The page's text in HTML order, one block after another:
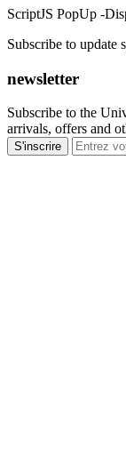
ScriptJS PopUp -
Subscribe to update
newsletter
Subscribe to the
arrivals, offers and
S'inscrire